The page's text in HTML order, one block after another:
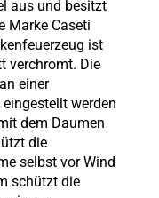
aus und besitzt
Marke Caseti
ist
verchromt. Die
einer
werden
dem Daumen
die
selbst vor Wind
schützt die